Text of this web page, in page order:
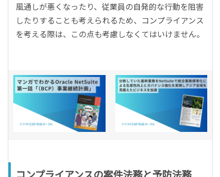
風通しが悪くなったり、従業員の自発的な行動を阻害
したりすることも考えられるため、コンプライアンス
を考える際は、この点も考慮しなくてはいけません。